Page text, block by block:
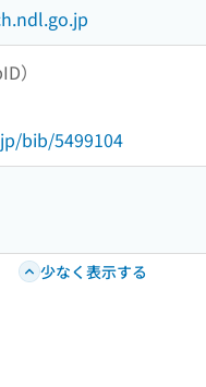
）
bib/5499104
少なく表示する